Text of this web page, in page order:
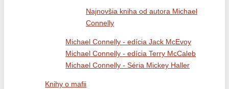
Najnovšia kniha od autora Michael
Connelly
Michael Connelly - edícia Jack McEvoy
Michael Connelly - edícia Terry McCaleb
Michael Connelly - Séria Mickey Haller
Knihy o mafii